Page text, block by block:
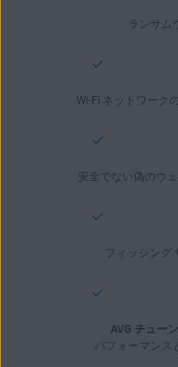
ランサム
Wi-Fi ネットワーク
安全でない偽のウ
フィッシング
AVG チュー
パフォーマンス